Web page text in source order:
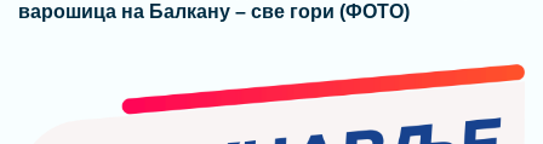
варошица на Балкану – све гори (ФОТО)